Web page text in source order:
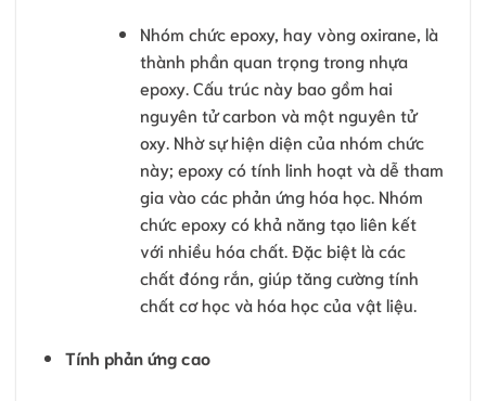
Nhóm chức epoxy, hay vòng oxirane, là
thành phần quan trọng trong nhựa
epoxy. Cấu trúc này bao gồm hai
nguyên tử carbon và một nguyên tử
oxy. Nhờ sự hiện diện của nhóm chức
này; epoxy có tính linh hoạt và dễ tham
gia vào các phản ứng hóa học. Nhóm
chức epoxy có khả năng tạo liên kết
với nhiều hóa chất. Đặc biệt là các
chất đóng rắn, giúp tăng cường tính
chất cơ học và hóa học của vật liệu.
Tính phản ứng cao